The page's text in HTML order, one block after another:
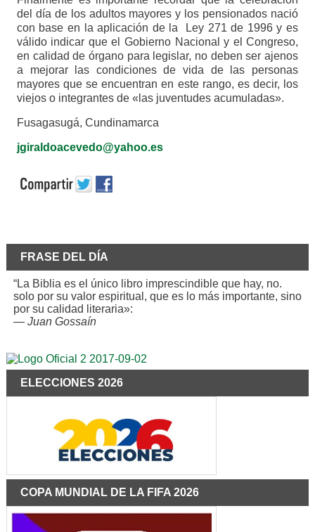
del día de los adultos mayores y los pensionados nació
con base en la aplicación de la Ley 271 de 1996 y es
válido indicar que el Gobierno Nacional y el Congreso,
en calidad de órgano para legislar, no deben ser ajenos
a mejorar las condiciones de vida de las personas
mayores que se encuentran en este rango, es decir, los
viejos o integrantes de «las juventudes acumuladas».
Fusagasugá, Cundinamarca
jgiraldoacevedo@yahoo.es
FRASE DEL DÍA
“La Biblia es el único libro imprescindible que hay, no.
solo por su valor espiritual, que es lo más importante, sino
por su calidad literaria»:
— Juan Gossaín
ELECCIONES 2026
COPA MUNDIAL DE LA FIFA 2026